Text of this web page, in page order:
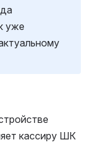
уже
кассиру ШК